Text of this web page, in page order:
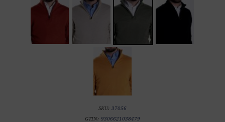
SKU: 37056
GTIN: 9306621038479